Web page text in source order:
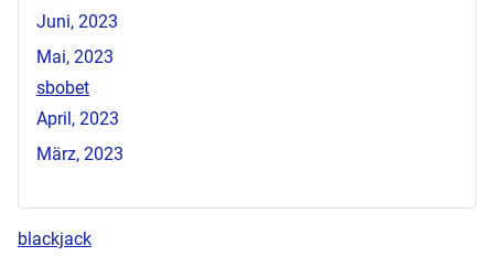
Juni, 2023
Mai, 2023
sbobet
April, 2023
März, 2023
blackjack